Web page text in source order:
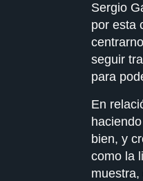
Sergio
por esta
seguir
para
En
bien, y
como la